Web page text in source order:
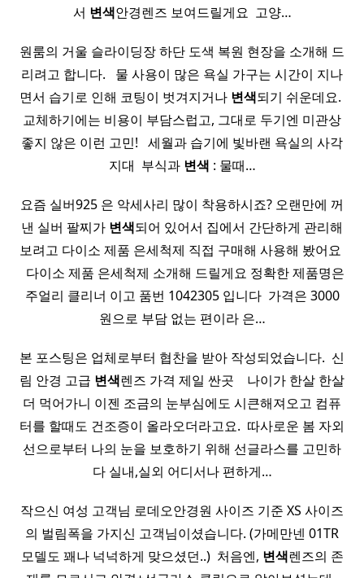
서 변색안경렌즈 보여드릴게요 ​ 고양…
원룸의 거울 슬라이딩장 하단 도색 복원 현장을 소개해 드
리려고 합니다. ​ ​ 물 사용이 많은 욕실 가구는 시간이 지나
면서 습기로 인해 코팅이 벗겨지거나 변색되기 쉬운데요. ​
교체하기에는 비용이 부담스럽고, 그대로 두기엔 미관상
좋지 않은 이런 고민! ​ ​ 세월과 습기에 빛바랜 욕실의 사각
지대 ​ 부식과 변색 : 물때…
요즘 실버925 은 악세사리 많이 착용하시죠? 오랜만에 꺼
낸 실버 팔찌가 변색되어 있어서 집에서 간단하게 관리해
보려고 다이소 제품 은세척제 직접 구매해 사용해 봤어요 ​
​ ​ 다이소 제품 은세척제 소개해 드릴게요 정확한 제품명은
주얼리 클리너 이고 품번 1042305 입니다 ​ 가격은 3000
원으로 부담 없는 편이라 은…
본 포스팅은 업체로부터 협찬을 받아 작성되었습니다. ​ 신
림 안경 고급 변색렌즈 가격 제일 싼곳 ​ ​ ​ 나이가 한살 한살
더 먹어가니 이젠 조금의 눈부심에도 시큰해져오고 컴퓨
터를 할때도 건조증이 올라오더라고요. ​ 따사로운 봄 자외
선으로부터 나의 눈을 보호하기 위해 선글라스를 고민하
다 실내,실외 어디서나 편하게…
작으신 여성 고객님 로데오안경원 사이즈 기준 XS 사이즈
의 벌림폭을 가지신 고객님이셨습니다. (가메만넨 01TR
모델도 꽤나 넉넉하게 맞으셨던..) ​ 처음엔, 변색렌즈의 존